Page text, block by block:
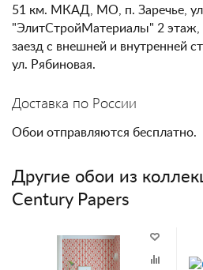
51 км. МКАД, МО, п. Заречье,
"ЭлитСтройМатериалы" 2 этаж,
заезд с внешней и внутренней
ул. Рябиновая.
Доставка по России
Обои отправляются бесплатно.
Другие обои из
Century Papers